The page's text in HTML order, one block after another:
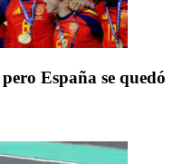
España se quedó